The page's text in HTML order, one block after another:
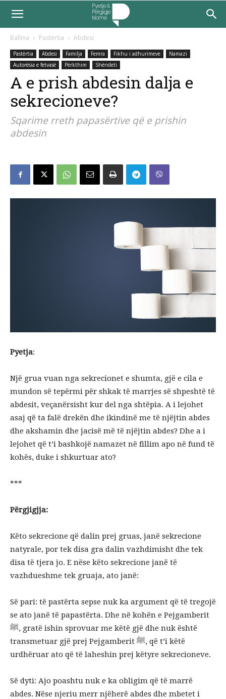
Ballina Pastërtia Abdesi
Pastërtia Abdesi Familja Femra Fikhu i adhurimeve
Namazi
Autorësia e fetvasë
Përkthim Shëndeti
A e prish abdesin dalja e
sekrecioneve?
Sqarime rreth papasërtive që e prishin
abdesin
Pyetja:
Një grua vuan nga sekrecionet e shumta, gjë e cila e
mundon së tepërmi për shkak të marrjes së shpeshtë të
abdesit, veçanërsisht kur del nga shtëpia. A i lejohet
asaj që ta falë drekën dhe ikindinë me të njëjtin abdes
dhe akshamin dhe jacisë më të njëjtin abdes? Dhe a i
lejohet që t’i bashkojë namazet në fillim apo në fund të
kohës, duke i shkurtuar ato?
***
Përgjigjja:
Këto sekrecione që dalin prej gruas, janë sekrecione
natyrale, por tek disa gra dalin vazhdimisht dhe tek
disa të tjera jo. E nëse këto sekrecione janë të
vazhdueshme tek gruaja, ato janë:
Së pari: të pastërta sepse nuk ka argument që të tregojë
se ato janë të papastërta. Dhe në kohën e Pejgamberit
ﷺ, gratë ishin sprovuar me këtë gjë dhe nuk është
transmetuar gjë prej Pejgamberit ﷺ, që t’i këtë
urdhëruar ato që të laheshin prej këtyre sekrecioneve.
Së dyti: Ajo poashtu nuk e ka obligim që të marrë
abdes. Nëse njeriu merr njëherë abdes dhe mbetet i